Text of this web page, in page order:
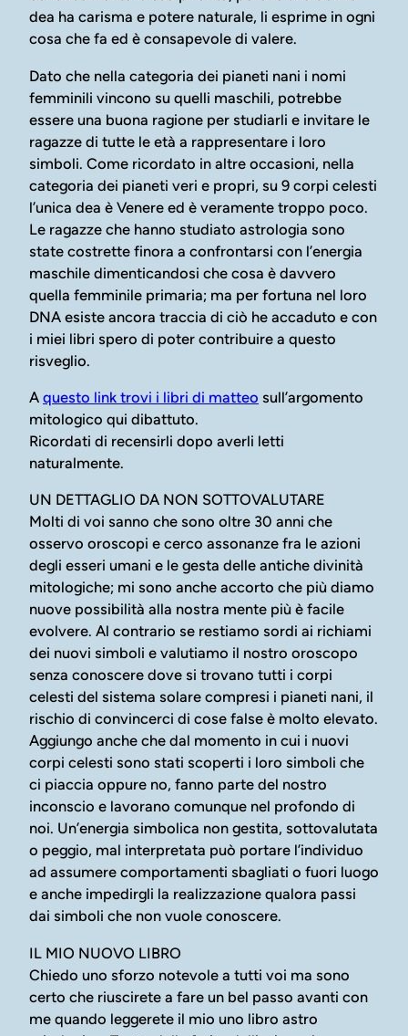
dea ha carisma e potere naturale, li esprime in ogni
cosa che fa ed è consapevole di valere.
Dato che nella categoria dei pianeti nani i nomi
femminili vincono su quelli maschili, potrebbe
essere una buona ragione per studiarli e invitare le
ragazze di tutte le età a rappresentare i loro
simboli. Come ricordato in altre occasioni, nella
categoria dei pianeti veri e propri, su 9 corpi celesti
l’unica dea è Venere ed è veramente troppo poco.
Le ragazze che hanno studiato astrologia sono
state costrette finora a confrontarsi con l’energia
maschile dimenticandosi che cosa è davvero
quella femminile primaria; ma per fortuna nel loro
DNA esiste ancora traccia di ciò he accaduto e con
i miei libri spero di poter contribuire a questo
risveglio.
A questo link trovi i libri di matteo sull’argomento
mitologico qui dibattuto.
Ricordati di recensirli dopo averli letti
naturalmente.
UN DETTAGLIO DA NON SOTTOVALUTARE
Molti di voi sanno che sono oltre 30 anni che
osservo oroscopi e cerco assonanze fra le azioni
degli esseri umani e le gesta delle antiche divinità
mitologiche; mi sono anche accorto che più diamo
nuove possibilità alla nostra mente più è facile
evolvere. Al contrario se restiamo sordi ai richiami
dei nuovi simboli e valutiamo il nostro oroscopo
senza conoscere dove si trovano tutti i corpi
celesti del sistema solare compresi i pianeti nani, il
rischio di convincerci di cose false è molto elevato.
Aggiungo anche che dal momento in cui i nuovi
corpi celesti sono stati scoperti i loro simboli che
ci piaccia oppure no, fanno parte del nostro
inconscio e lavorano comunque nel profondo di
noi. Un’energia simbolica non gestita, sottovalutata
o peggio, mal interpretata può portare l’individuo
ad assumere comportamenti sbagliati o fuori luogo
e anche impedirgli la realizzazione qualora passi
dai simboli che non vuole conoscere.
IL MIO NUOVO LIBRO
Chiedo uno sforzo notevole a tutti voi ma sono
certo che riuscirete a fare un bel passo avanti con
me quando leggerete il mio uno libro astro